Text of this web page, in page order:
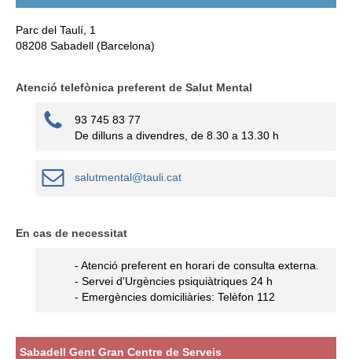
Parc del Taulí, 1
08208 Sabadell (Barcelona)
Atenció telefònica preferent de Salut Mental
93 745 83 77
De dilluns a divendres, de 8.30 a 13.30 h
salutmental@tauli.cat
En cas de necessitat
- Atenció preferent en horari de consulta externa.
- Servei d'Urgències psiquiàtriques 24 h
- Emergències domiciliàries: Telèfon 112
Sabadell Gent Gran Centre de Serveis